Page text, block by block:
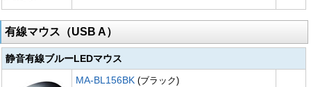
有線マウス（USB A）
静音有線ブルーLEDマウス
MA-BL156BK (ブラック)